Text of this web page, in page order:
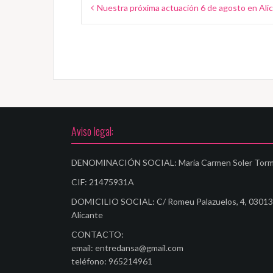
a
c
i
ó
n
d
e
e
Nuestra próxima actuación 6 de agosto en
Aviso legal:
DENOMINACIÓN SOCIAL: María Carmen Soler
CIF: 21475931A
DOMICILIO SOCIAL: C/ Romeu Palazuelos, 4,
Alicante
CONTACTO:
email: entredansa@gmail.com
teléfono: 965214961